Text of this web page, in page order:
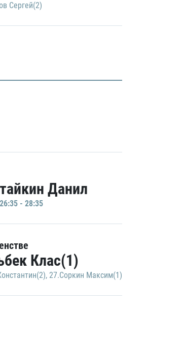
Сергей(2)
Данил
- 28:35
Клас(1)
, 27.Соркин Максим(1)